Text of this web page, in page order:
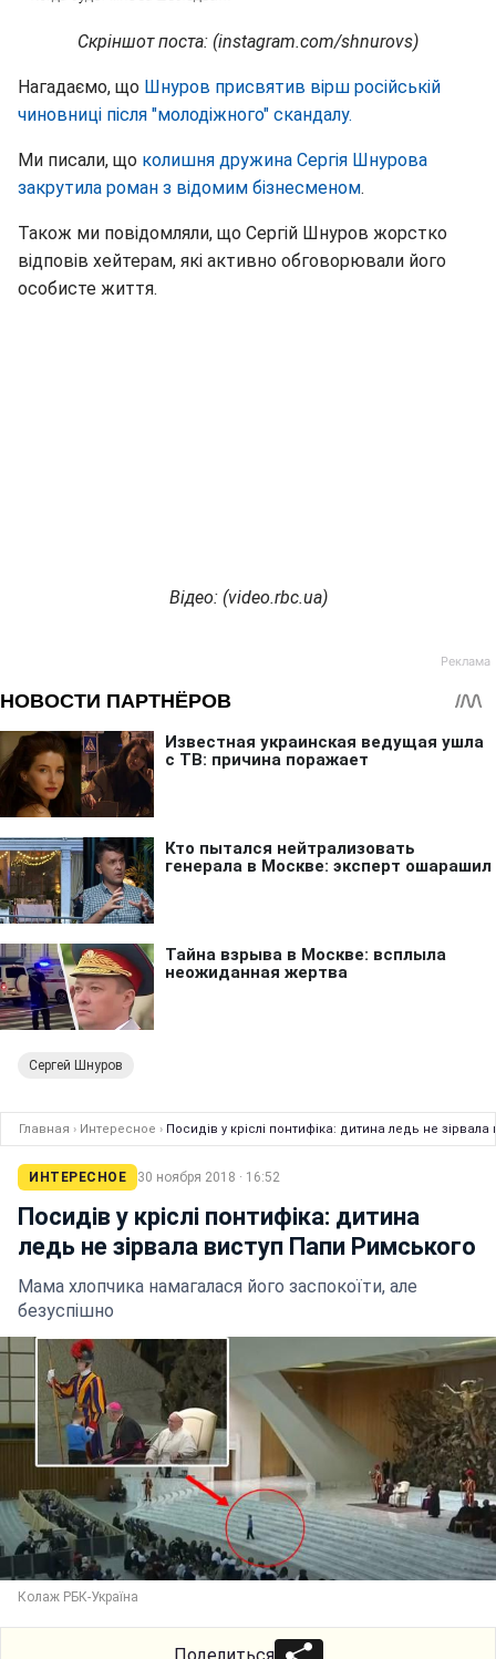
Скріншот поста: (instagram.com/shnurovs)
Нагадаємо, що Шнуров присвятив вірш російській
чиновниці після "молодіжного" скандалу.
Ми писали, що колишня дружина Сергія Шнурова
закрутила роман з відомим бізнесменом.
Також ми повідомляли, що Сергій Шнуров жорстко
відповів хейтерам, які активно обговорювали його
особисте життя.
Відео: (video.rbc.ua)
Сергей Шнуров
Главная › Интересное › Посидів у кріслі понтифіка: дитина ледь не
ИНТЕРЕСНОЕ 30 ноября 2018 · 16:52
Посидів у кріслі понтифіка: дитина
ледь не зірвала виступ Папи Римського
Мама хлопчика намагалася його заспокоїти, але
безуспішно
Колаж РБК-Україна